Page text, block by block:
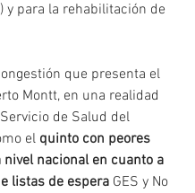
y para la rehabilitación de
que presenta el
Montt, en una realidad
de Salud del
el quinto con peores
nacional en cuanto a
listas de espera GES y No